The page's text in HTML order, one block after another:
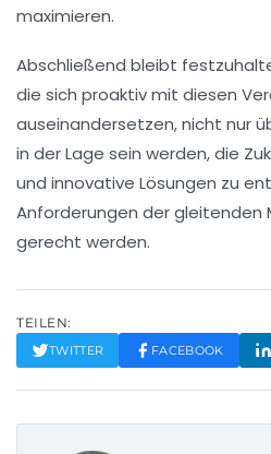
maximieren.
Abschließend bleibt
die sich proaktiv mit diesen
auseinandersetzen, nicht nur
in der Lage sein werden, die
und innovative Lösungen zu
Anforderungen der gleitenden
gerecht werden.
TEILEN:
TWITTER FACEBOOK